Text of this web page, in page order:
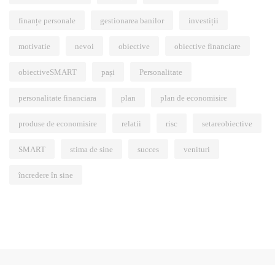
finanțe personale gestionarea banilor investiții
motivatie nevoi obiective obiective financiare
obiectiveSMART pași Personalitate
personalitate financiara plan plan de economisire
produse de economisire relatii risc setareobiective
SMART stima de sine succes venituri
încredere în sine